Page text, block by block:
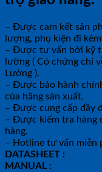
– Được cam kết sản
lượng, phụ kiện đi
– Được tư vấn bởi kỹ
lường ( Có chứng chỉ
Lường ).
– Được bảo hành
của hãng sản xuất.
– Được cung cấp đầy
– Được kiểm tra hàng
hàng.
– Hotline tư vấn miễn
DATASHEET :
MANUAL :